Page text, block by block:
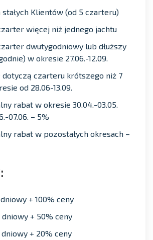
stałych Klientów (od 5 czarteru)
więcej niż jednego jachtu
dwutygodniowy lub dłuższy
w okresie 27.06.-12.09.
dotyczą czarteru krótszego niż 7
od 28.06-13.09.
rabat w okresie 30.04.-03.05.
07.06. – 5%
rabat w pozostałych okresach –
+ 100% ceny
+ 50% ceny
+ 20% ceny